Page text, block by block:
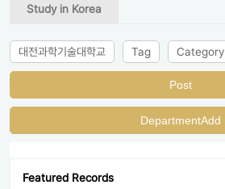
Study in Korea
대전과학기술대학교 Tag Category
Post
DepartmentAdd
Featured Records